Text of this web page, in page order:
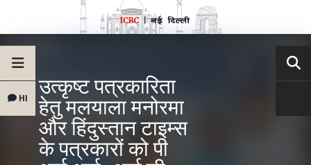
HI उत्कृष्ट पत्रकारिता
हेतु मलयाला मनोरमा
और हिंदुस्तान टाइम्स
के पत्रकारों को पी